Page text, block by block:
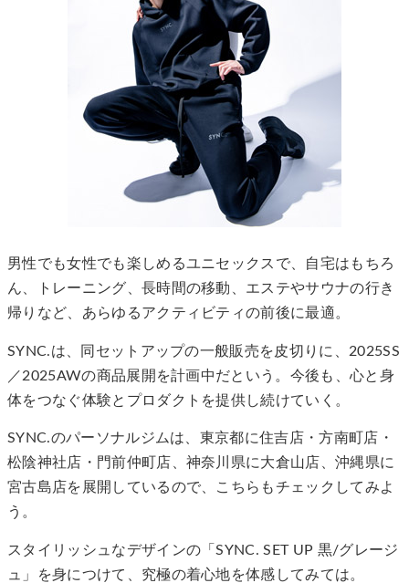
男性でも女性でも楽しめるユニセックスで、自宅はもちろ
ん、トレーニング、長時間の移動、エステやサウナの行き
帰りなど、あらゆるアクティビティの前後に最適。
SYNC.は、同セットアップの一般販売を皮切りに、2025SS
／2025AWの商品展開を計画中だという。今後も、心と身
体をつなぐ体験とプロダクトを提供し続けていく。
SYNC.のパーソナルジムは、東京都に住吉店・方南町店・
松陰神社店・門前仲町店、神奈川県に大倉山店、沖縄県に
宮古島店を展開しているので、こちらもチェックしてみよ
う。
スタイリッシュなデザインの「SYNC. SET UP 黒/グレージ
ュ」を身につけて、究極の着心地を体感してみては。